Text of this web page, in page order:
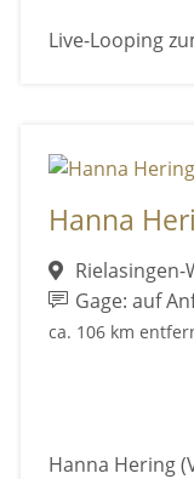
Live-Looping
Hanna
Gage: auf
ca. 106 km
Hanna Hering